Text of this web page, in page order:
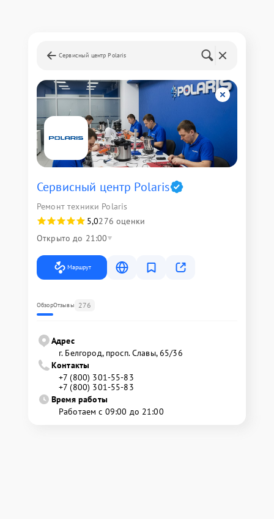
Сервисный центр Polaris
Сервисный центр Polaris
Ремонт техники Polaris
5,0276 оценки
Открыто до 21:00
Маршрут
ОбзорОтзывы 276
Адрес
г. Белгород, просп. Славы, 65/36
Контакты
+7 (800) 301-55-83
+7 (800) 301-55-83
Время работы
Работаем с 09:00 до 21:00